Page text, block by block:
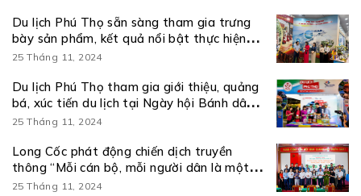
NQ/TW
Du lịch Phú Thọ sẵn sàng tham gia trưng
bày sản phẩm, kết quả nổi bật thực hiện
Nghị quyết số 57-NQ/TW
25 Tháng 11, 2024
Du lịch Phú Thọ tham gia giới thiệu, quảng
bá, xúc tiến du lịch tại Ngày hội Bánh dân
gian Nam Bộ – An Giang
25 Tháng 11, 2024
Long Cốc phát động chiến dịch truyền
thông “Mỗi cán bộ, mỗi người dân là một
đại sứ du lịch” và ra mắt kênh truyền thông
25 Tháng 11, 2024